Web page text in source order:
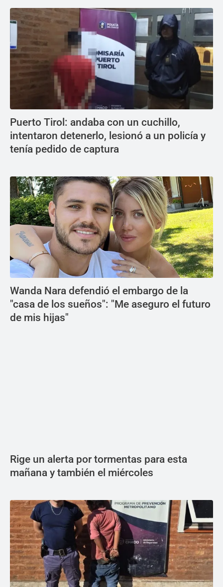
Puerto Tirol: andaba con un cuchillo,
intentaron detenerlo, lesionó a un policía y
tenía pedido de captura
Wanda Nara defendió el embargo de la
"casa de los sueños": "Me aseguro el futuro
de mis hijas"
Rige un alerta por tormentas para esta
mañana y también el miércoles